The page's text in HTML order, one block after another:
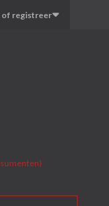
of registreer